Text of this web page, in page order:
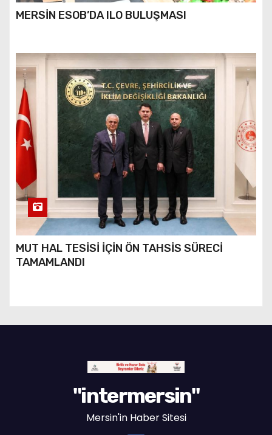
MERSİN ESOB’DA ILO BULUŞMASI
MUT HAL TESİSİ İÇİN ÖN TAHSİS SÜRECİ
TAMAMLANDI
"intermersin"
Mersin'in Haber Sitesi